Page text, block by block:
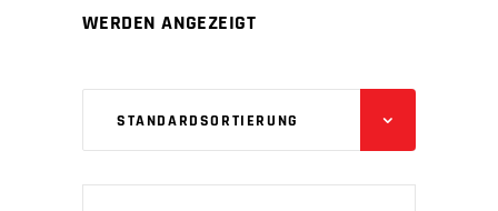
WERDEN ANGEZEIGT
STANDARDSORTIERUNG